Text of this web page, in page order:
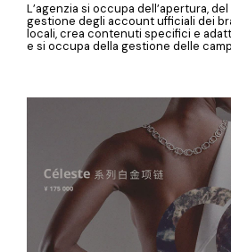
L’agenzia si occupa dell’apertura,
gestione degli account ufficiali dei
locali, crea contenuti specifici e
e si occupa della gestione delle